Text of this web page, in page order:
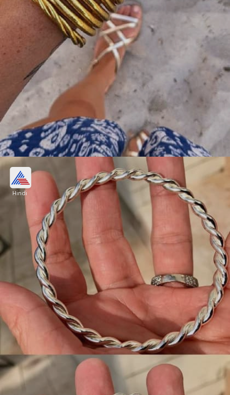
गोल्डन ट्विस्टेड कड़ा
गोल्डन ट्विस्टेड कड़ा बैंगल बॉक्स में रखें। इसे आप कांच की
रंगीन चूड़ियों के साथ पेयर कर सकती हैं।
Image credits: instagram
Hindi